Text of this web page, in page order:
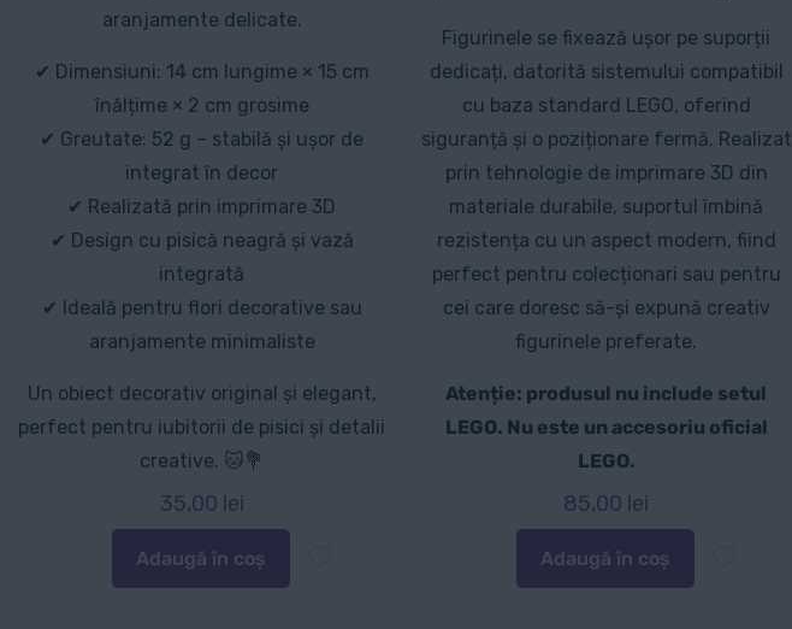
aranjamente delicate.
✔ Dimensiuni: 14 cm lungime × 15 cm
înălțime × 2 cm grosime
✔ Greutate: 52 g – stabilă și ușor de
integrat în decor
✔ Realizată prin imprimare 3D
✔ Design cu pisică neagră și vază
integrată
✔ Ideală pentru flori decorative sau
aranjamente minimaliste
Un obiect decorativ original și elegant,
perfect pentru iubitorii de pisici și detalii
creative. 🐱💐
35,00 lei
Adaugă în coș
Figurinele se fixează ușor pe suporții
dedicați, datorită sistemului compatibil
cu baza standard LEGO, oferind
siguranță și o poziționare fermă. Realizat
prin tehnologie de imprimare 3D din
materiale durabile, suportul îmbină
rezistența cu un aspect modern, fiind
perfect pentru colecționari sau pentru
cei care doresc să-și expună creativ
figurinele preferate.
Atenție: produsul nu include setul
LEGO. Nu este un accesoriu oficial
LEGO.
85,00 lei
Adaugă în coș